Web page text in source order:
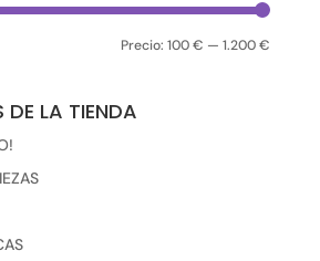
Precio:100 € —1.200 €
LA TIENDA